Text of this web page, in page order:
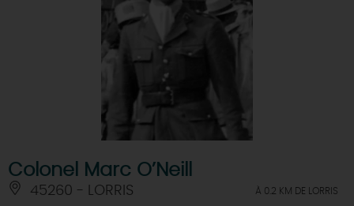
Colonel Marc O’Neill
45260 - LORRIS À 0.2 KM DE LORRIS